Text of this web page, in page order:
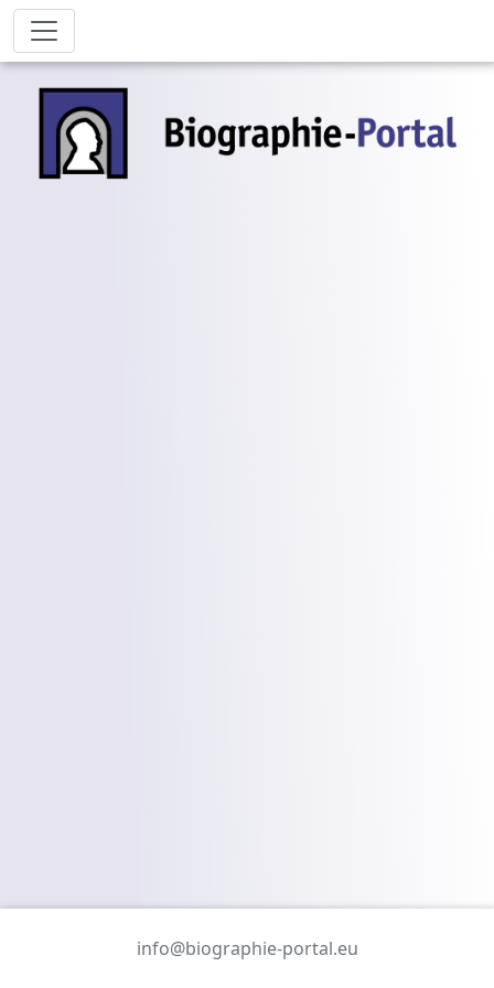
info@biographie-portal.eu